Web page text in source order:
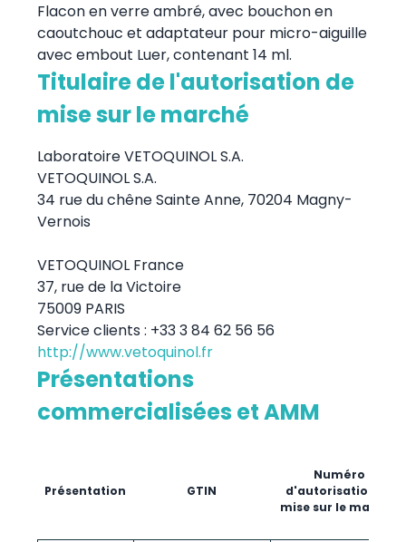
Flacon en verre ambré, avec bouchon en
caoutchouc et adaptateur pour micro-aiguille
avec embout Luer, contenant 14 ml.
Titulaire de l'autorisation de
mise sur le marché
Laboratoire VETOQUINOL S.A.
VETOQUINOL S.A.
34 rue du chêne Sainte Anne, 70204 Magny-
Vernois
VETOQUINOL France
37, rue de la Victoire
75009 PARIS
Service clients : +33 3 84 62 56 56
http://www.vetoquinol.fr
Présentations
commercialisées et AMM
Présentation GTIN
Numéro
d'autorisation de
mise sur le marché